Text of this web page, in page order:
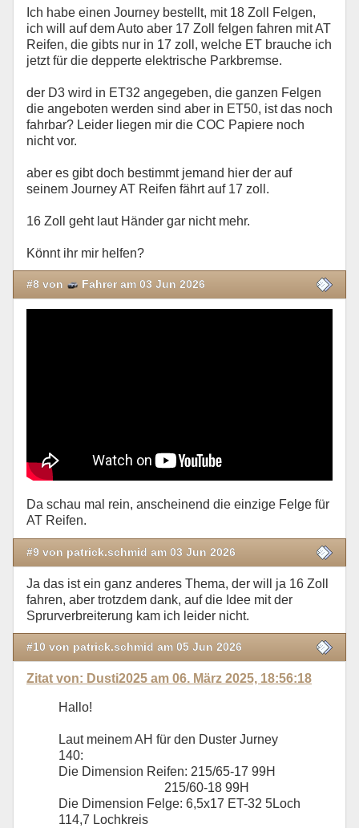
Ich habe einen Journey bestellt, mit 18 Zoll Felgen,
ich will auf dem Auto aber 17 Zoll felgen fahren mit AT
Reifen, die gibts nur in 17 zoll, welche ET brauche ich
jetzt für die depperte elektrische Parkbremse.
der D3 wird in ET32 angegeben, die ganzen Felgen
die angeboten werden sind aber in ET50, ist das noch
fahrbar? Leider liegen mir die COC Papiere noch
nicht vor.
aber es gibt doch bestimmt jemand hier der auf
seinem Journey AT Reifen fährt auf 17 zoll.
16 Zoll geht laut Händer gar nicht mehr.
Könnt ihr mir helfen?
#8 von Fahrer am 03 Jun 2026
Da schau mal rein, anscheinend die einzige Felge für
AT Reifen.
#9 von patrick.schmid am 03 Jun 2026
Ja das ist ein ganz anderes Thema, der will ja 16 Zoll
fahren, aber trotzdem dank, auf die Idee mit der
Sprurverbreiterung kam ich leider nicht.
#10 von patrick.schmid am 05 Jun 2026
Zitat von: Dusti2025 am 06. März 2025, 18:56:18
Hallo!
Laut meinem AH für den Duster Jurney
140:
Die Dimension Reifen: 215/65-17 99H
215/60-18 99H
Die Dimension Felge: 6,5x17 ET-32 5Loch
114,7 Lochkreis